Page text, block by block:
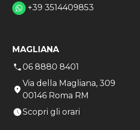
+39 3514409853
MAGLIANA
06 8880 8401
Via della Magliana, 309
00146 Roma RM
Scopri gli orari